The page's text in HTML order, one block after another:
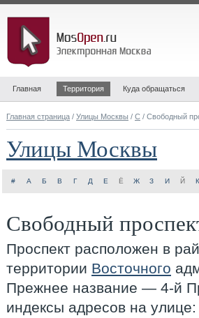
Главная Территория Куда обращаться
Главная страница / Улицы Москвы / С / Свободный
Улицы Москвы
# А Б В Г Д Е Ё Ж З И Й К
Свободный
Проспект расположен в
территории Восточного
Прежнее название — 4-й
индексы адресов на улице: